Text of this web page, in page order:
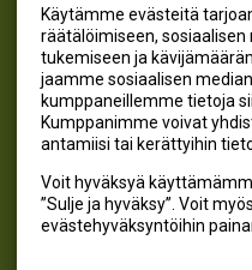
Käytämme evästeitä
räätälöimiseen,
tukemiseen ja
jaamme sosiaalisen
kumppaneillemme tietoja
Kumppanimme voivat
antamiisi tai kerättyihin
Voit hyväksyä
”Sulje ja hyväksy”. Voit
evästehyväksyntöihin